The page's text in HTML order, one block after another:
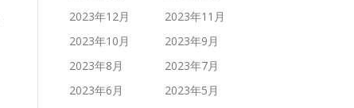
2023年12月
2023年11月
2023年10月
2023年9月
2023年8月
2023年7月
2023年6月
2023年5月